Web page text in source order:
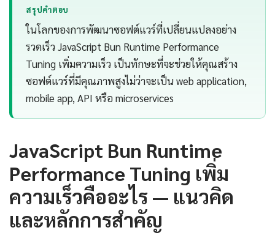
สรุปคำตอบ
ในโลกของการพัฒนาซอฟต์แวร์ที่เปลี่ยนแปลงอย่าง
รวดเร็ว JavaScript Bun Runtime Performance
Tuning เพิ่มความเร็ว เป็นทักษะที่จะช่วยให้คุณสร้าง
ซอฟต์แวร์ที่มีคุณภาพสูงไม่ว่าจะเป็น web application,
mobile app, API หรือ microservices
JavaScript Bun Runtime
Performance Tuning เพิ่ม
ความเร็วคืออะไร — แนวคิด
และหลักการสำคัญ